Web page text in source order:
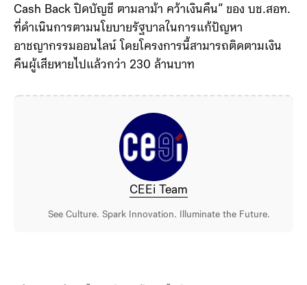
Cash Back ปิดบัญชี ตามลาม้า คว้าเงินคืน” ของ บช.สอท.
ที่ดำเนินการตามนโยบายรัฐบาลในการแก้ปัญหา
อาชญากรรมออนไลน์ โดยโครงการนี้สามารถติดตามเงิน
คืนผู้เสียหายไปแล้วกว่า 230 ล้านบาท
CEEi Team
See Culture. Spark Innovation. Illuminate the Future.